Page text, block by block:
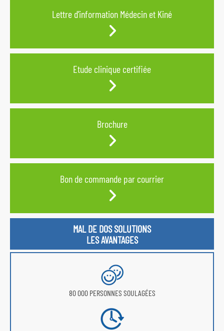
Lettre d'information Médecin et Kiné
Etude clinique certifiée
Brochure
Bon de commande par courrier
MAL DE DOS SOLUTIONS
LES AVANTAGES
80 000 PERSONNES SOULAGÉES